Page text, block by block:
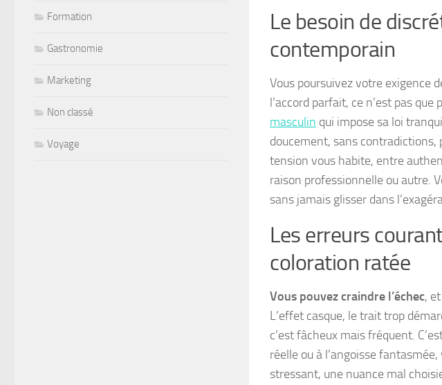
Le besoin de
contemporain
Vous poursuivez votre exigence
l’accord parfait, ce n’est pas que
masculin qui impose sa loi
doucement, sans contradictions,
tension vous habite, entre
raison professionnelle ou autre.
sans jamais glisser dans
Les erreurs
coloration ratée
Vous pouvez craindre l’échec,
L’effet casque, le trait trop
c’est fâcheux mais fréquent.
réelle ou à l’angoisse
stressant, une nuance mal
Formation
Gastronomie
Marketing
Non classé
Voyage